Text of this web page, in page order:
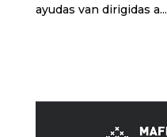
ayudas van dirigidas a...